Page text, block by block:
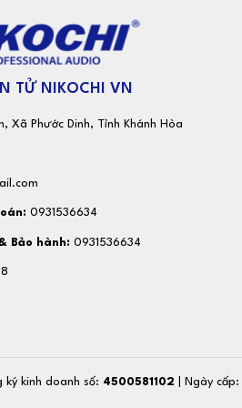
TỬ NIKOCHI VN
Xã Phước Dinh, Tỉnh Khánh Hòa
0931536634
Bảo hành: 0931536634
ký kinh doanh số: 4500581102 | Ngày cấp: